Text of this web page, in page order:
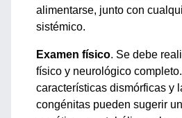
alimentarse, junto con
sistémico.
Examen físico. Se debe
físico y neurológico
características dismórficas y
congénitas pueden sugerir